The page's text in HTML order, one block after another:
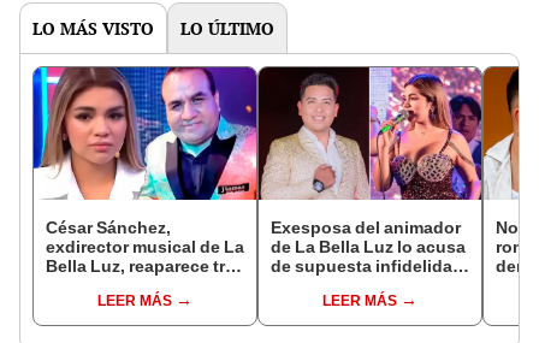
LO MÁS VISTO LO ÚLTIMO
César Sánchez,
exdirector musical de La
Bella Luz, reaparece tras
Saldaña con polémico
pedido: "Pido respetar
LEER MÁS
Exesposa del animador
de La Bella Luz lo acusa
de supuesta infidelidad
expone chats
LEER MÁS